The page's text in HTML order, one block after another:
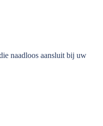
naadloos aansluit bij uw